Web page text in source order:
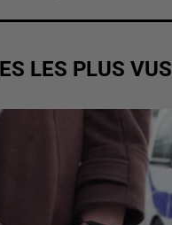
LES PLUS VUS